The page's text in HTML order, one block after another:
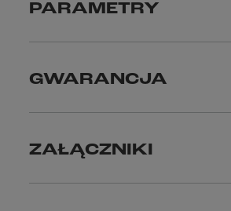
PARAMETRY
GWARANCJA
ZAŁĄCZNIKI